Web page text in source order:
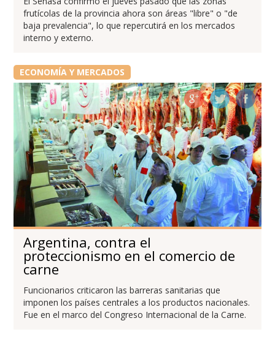
frutícolas de la provincia ahora son áreas "libre" o "de
baja prevalencia", lo que repercutirá en los mercados
interno y externo.
ECONOMÍA Y MERCADOS
Argentina, contra el
proteccionismo en el comercio de
carne
Funcionarios criticaron las barreras sanitarias que
imponen los países centrales a los productos nacionales.
Fue en el marco del Congreso Internacional de la Carne.